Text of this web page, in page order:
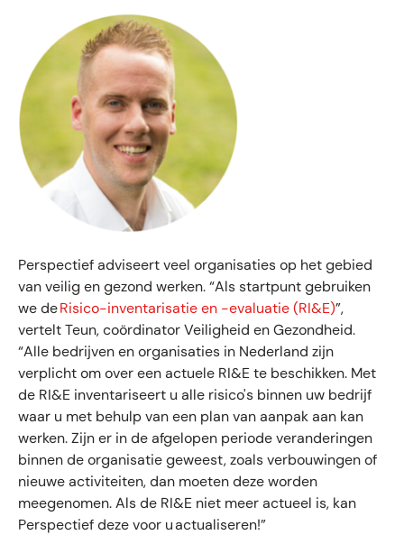
Perspectief adviseert veel organisaties op het gebied
van veilig en gezond werken. “Als startpunt gebruiken
we deRisico-inventarisatie en -evaluatie (RI&E)”,
vertelt Teun, coördinator Veiligheid en Gezondheid.
“Alle bedrijven en organisaties in Nederland zijn
verplicht om over een actuele RI&E te beschikken. Met
de RI&E inventariseert u alle risico's binnen uw bedrijf
waar u met behulp van een plan van aanpak aan kan
werken. Zijn er in de afgelopen periode veranderingen
binnen de organisatie geweest, zoals verbouwingen of
nieuwe activiteiten, dan moeten deze worden
meegenomen. Als de RI&E niet meer actueel is, kan
Perspectief deze voor u actualiseren!”